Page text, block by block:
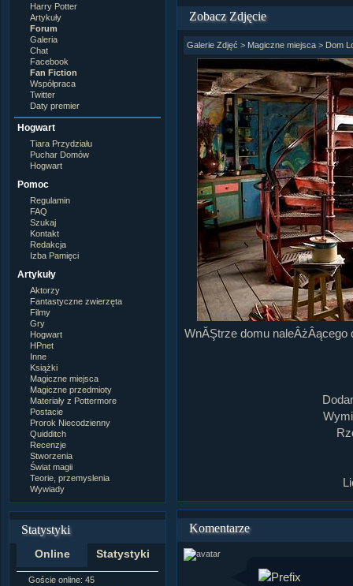
Harry Potter
Artykuły
Forum
Galeria
Chat
Facebook
Fan Fiction
Współpraca
Twitter
Daty premier
Hogwart
Tiara Przydziału
Puchar Domów
Hogwart
Pomoc
Regulamin
FAQ
Szukaj
Kontakt
Redakcja
Izba Pamięci
Artykuły
Aktorzy
Fantastyczne zwierzęta
Filmy
Gry
Hogwart
HPnet
Inne
Książki
Magiczne miejsca
Magiczne przedmioty
Materiały z Pottermore
Postacie
Prorok Niecodzienny
Quidditch
Recenzje
Stworzenia
Świat magii
Teorie, przemyslenia
Wywiady
Statystyki
Online Statystyki
Goście online: 45
1,087
Zobacz Zdjęcie
Galerie Zdjęć > Magiczne miejsca> Dom
WnĂŞtrze domu naleÂżÂącego
Komentarze